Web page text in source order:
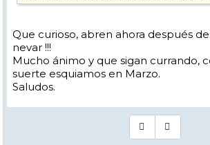
Que curioso, abren ahora después
nevar !!!
Mucho ánimo y que sigan currando,
suerte esquiamos en Marzo.
Saludos.